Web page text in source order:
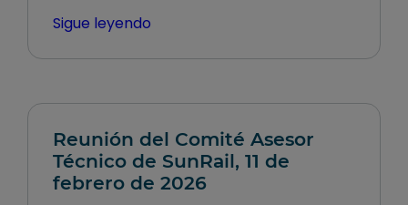
Sigue leyendo
Reunión del Comité Asesor
Técnico de SunRail, 11 de
febrero de 2026